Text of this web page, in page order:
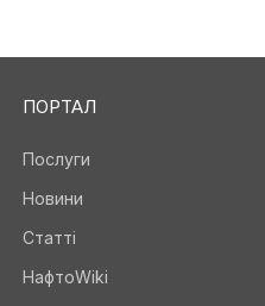
ПОРТАЛ
Послуги
Новини
Статті
НафтоWiki